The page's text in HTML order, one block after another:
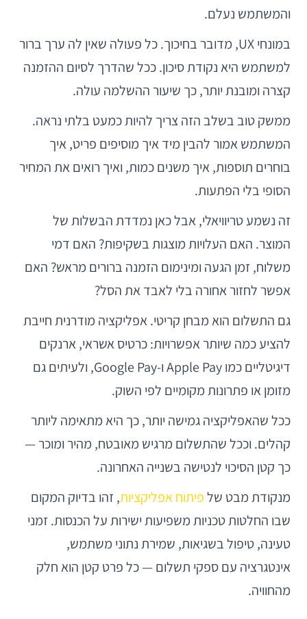
והמשתמש נעלם.
במונחי UX, מדובר בחיכוך. כל פעולה שאין לה ערך ברור
למשתמש היא נקודת סיכון. ככל שהדרך לסיום ההזמנה
קצרה ומובנת יותר, כך שיעור ההשלמה עולה.
ממשק טוב בשלב הזה צריך להיות כמעט בלתי נראה.
המשתמש אמור להבין מיד איך מוסיפים פריט, איך
בוחרים תוספות, איך משנים כמות, ואיך רואים את המחיר
הסופי בלי הפתעות.
זה נשמע טריוויאלי, אבל כאן נמדדת הבשלות של
המוצר. האם העלויות מוצגות בשקיפות? האם דמי
משלוח, זמן הגעה ומינימום הזמנה ברורים מראש? האם
אפשר לחזור אחורה בלי לאבד את הסל?
גם התשלום הוא מבחן קריטי. אפליקציה מודרנית חייבת
להציע כמה שיותר אפשרויות: כרטיס אשראי, ארנקים
דיגיטליים כמו Apple Pay ו-Google Pay, ולעיתים גם
מזומן או פתרונות מקומיים לפי השוק.
ככל שהאפליקציה גמישה יותר, כך היא מתאימה ליותר
קהלים. וככל שהתשלום מרגיש מאובטח, מהיר ומוכר —
כך קטן הסיכוי לנטישה בשנייה האחרונה.
מנקודת מבט שלפיתוח אפליקציות, זהו בדיוק המקום
שבו החלטות טכניות משפיעות ישירות על הכנסות. זמני
טעינה, טיפול בשגיאות, שמירת נתוני משתמש,
אינטגרציה עם ספקי תשלום — כל פרט קטן הוא חלק
מהחוויה.